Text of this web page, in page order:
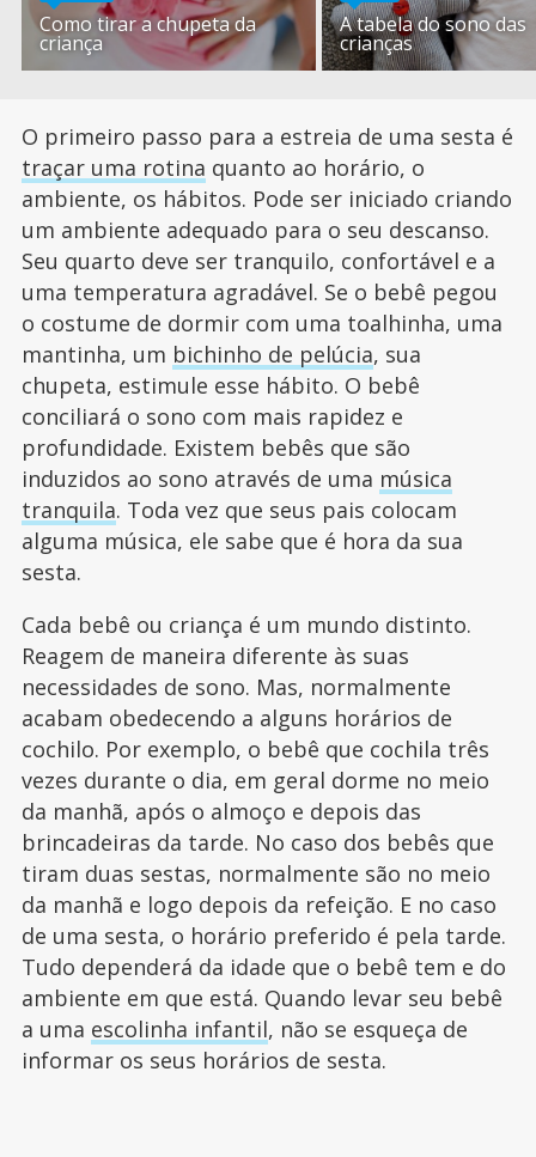
Como tirar a chupeta da
criança
A tabela do sono das
crianças
O primeiro passo para a estreia de uma sesta é
traçar uma rotina quanto ao horário, o
ambiente, os hábitos. Pode ser iniciado criando
um ambiente adequado para o seu descanso.
Seu quarto deve ser tranquilo, confortável e a
uma temperatura agradável. Se o bebê pegou
o costume de dormir com uma toalhinha, uma
mantinha, um bichinho de pelúcia, sua
chupeta, estimule esse hábito. O bebê
conciliará o sono com mais rapidez e
profundidade. Existem bebês que são
induzidos ao sono através de uma música
tranquila. Toda vez que seus pais colocam
alguma música, ele sabe que é hora da sua
sesta.
Cada bebê ou criança é um mundo distinto.
Reagem de maneira diferente às suas
necessidades de sono. Mas, normalmente
acabam obedecendo a alguns horários de
cochilo. Por exemplo, o bebê que cochila três
vezes durante o dia, em geral dorme no meio
da manhã, após o almoço e depois das
brincadeiras da tarde. No caso dos bebês que
tiram duas sestas, normalmente são no meio
da manhã e logo depois da refeição. E no caso
de uma sesta, o horário preferido é pela tarde.
Tudo dependerá da idade que o bebê tem e do
ambiente em que está. Quando levar seu bebê
a uma escolinha infantil, não se esqueça de
informar os seus horários de sesta.